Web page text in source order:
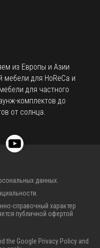
из Европы и Азии
мебели для HoReCa и
для частного
комплектов до
от солнца.
данных.
справочный характер
публичной офертой
the Google Privacy Policyand